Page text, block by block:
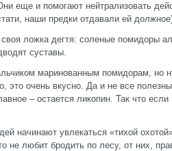
еще и помогают нейтрализовать
наши предки отдавали ей
ложка дегтя: соленые помидоры
суставы.
маринованным помидорам, но
это очень вкусно. Да и не все
– остается ликопин. Так что
начинают увлекаться «тихой
не любит бродить по лесу, от них,